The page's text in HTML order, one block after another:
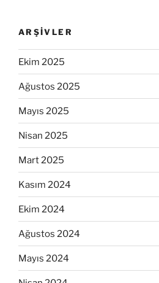
ARŞIVLER
Ekim 2025
Ağustos 2025
Mayıs 2025
Nisan 2025
Mart 2025
Kasım 2024
Ekim 2024
Ağustos 2024
Mayıs 2024